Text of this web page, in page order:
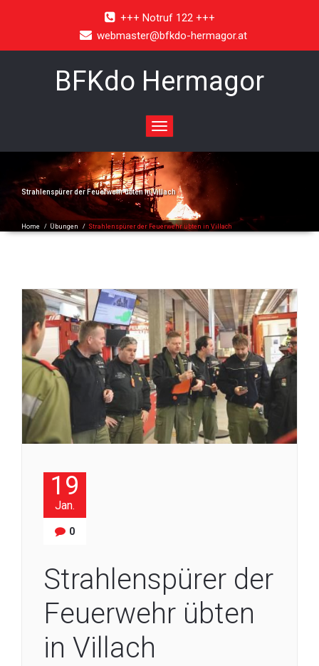
+++ Notruf 122 +++
webmaster@bfkdo-hermagor.at
BFKdo Hermagor
Toggle
navigation
Strahlenspürer der Feuerwehr übten in Villach
Home / Übungen / Strahlenspürer der Feuerwehr übten in Villach
19
Jan.
0
Strahlenspürer der
Feuerwehr übten
in Villach